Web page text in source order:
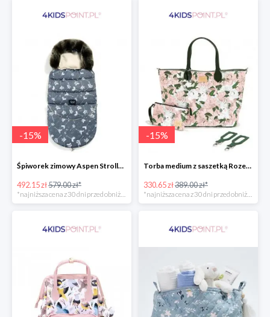
-15%
Śpiworek zimowy Aspen Stroller Bag Combo Boho Royal Arrows Dark & Rafaello La Millou -15%
492.15 zł579.00 zł*
*najniższa cena z 30 dni przed obniżką
-15%
Torba medium z saszetką Rozenek Lady Peony Premium Zip La Millou -15%
330.65 zł389.00 zł*
*najniższa cena z 30 dni przed obniżką